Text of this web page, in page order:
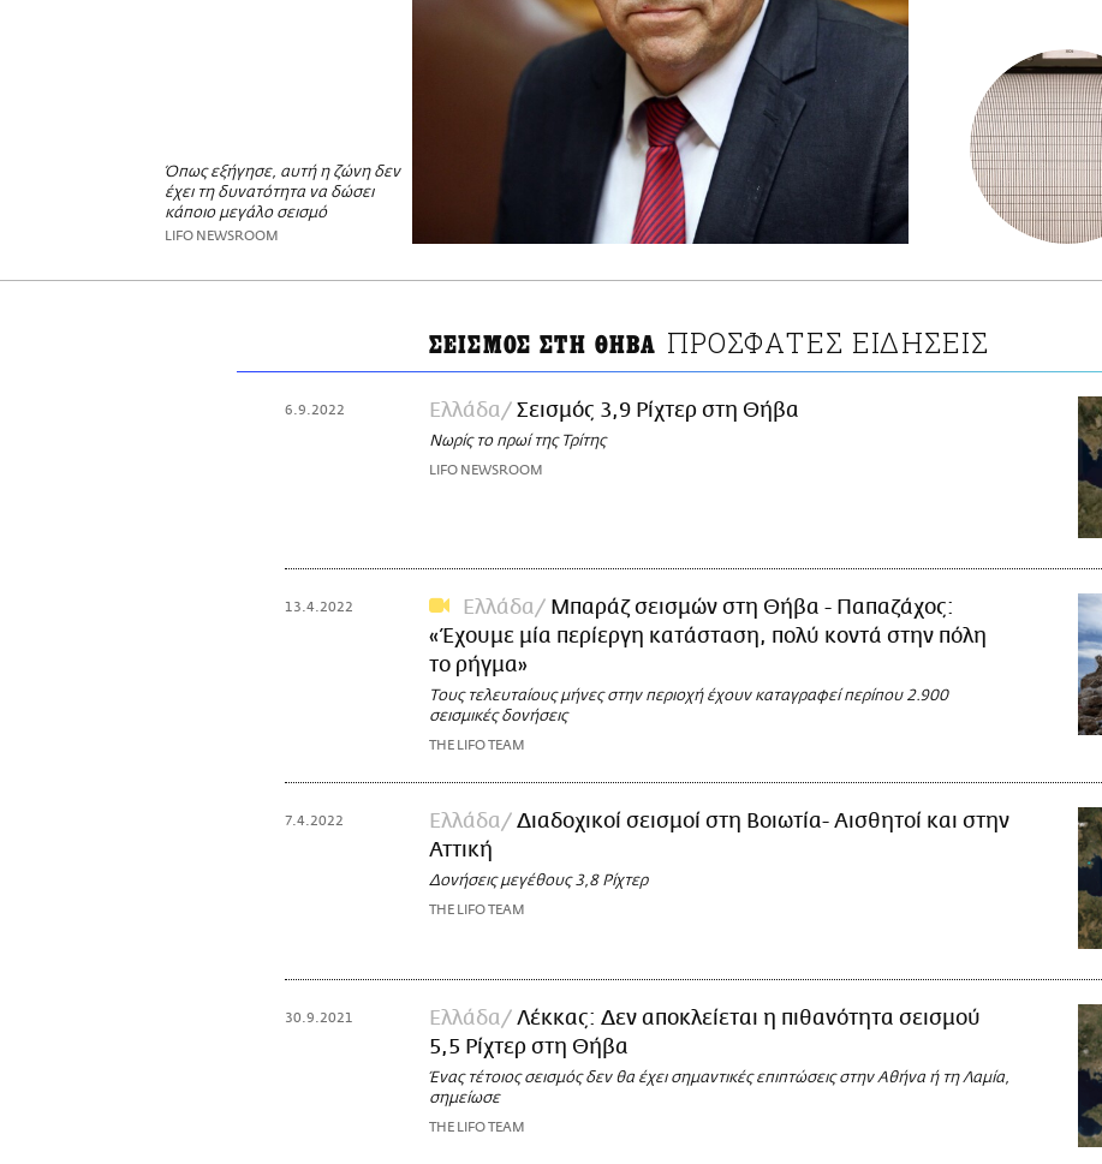
Όπως εξήγησε, αυτή η ζώνη δεν
έχει τη δυνατότητα να δώσει
κάποιο μεγάλο σεισμό
LIFO NEWSROOM
ΣΕΙΣΜΟΣ ΣΤΗ ΘΗΒΑ ΠΡΟΣΦΑΤΕΣ ΕΙΔΗΣΕΙΣ
6.9.2022 Ελλάδα Σεισμός 3,9 Ρίχτερ στη Θήβα
Νωρίς το πρωί της Τρίτης
LIFO NEWSROOM
13.4.2022 Ελλάδα
Μπαράζ σεισμών στη Θήβα - Παπαζάχος:
«Έχουμε μία περίεργη κατάσταση, πολύ κοντά στην πόλη
το ρήγμα»
Τους τελευταίους μήνες στην περιοχή έχουν καταγραφεί περίπου 2.900
σεισμικές δονήσεις
THE LIFO TEAM
7.4.2022 Ελλάδα
Διαδοχικοί σεισμοί στη Βοιωτία- Αισθητοί και στην
Αττική
Δονήσεις μεγέθους 3,8 Ρίχτερ
THE LIFO TEAM
30.9.2021 Ελλάδα
Λέκκας: Δεν αποκλείεται η πιθανότητα σεισμού
5,5 Ρίχτερ στη Θήβα
Ένας τέτοιος σεισμός δεν θα έχει σημαντικές επιπτώσεις στην Αθήνα ή τη Λαμία,
σημείωσε
THE LIFO TEAM